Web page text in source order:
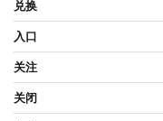
兑换
入口
关注
关闭